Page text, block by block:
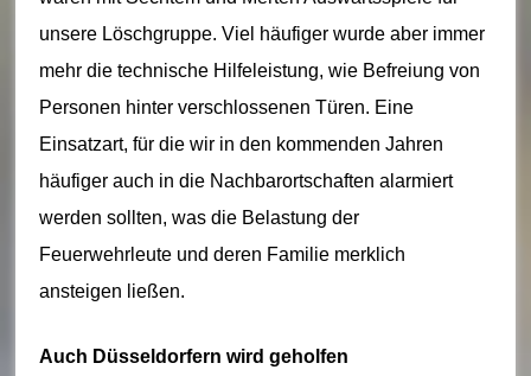
n
h
ei
t
W
al
b
e
unsere Löschgruppe. Viel häufiger wurde aber immer
mehr die technische Hilfeleistung, wie Befreiung von
Personen hinter verschlossenen Türen. Eine
Einsatzart, für die wir in den kommenden Jahren
häufiger auch in die Nachbarortschaften alarmiert
werden sollten, was die Belastung der
Feuerwehrleute und deren Familie merklich
ansteigen ließen.
Auch Düsseldorfern wird geholfen